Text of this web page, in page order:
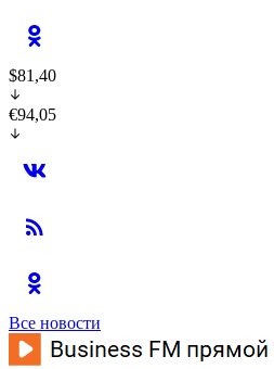
$81,40
€94,05
Все новости